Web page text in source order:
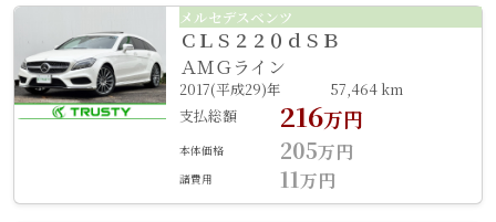
メルセデスベンツ
ＣＬＳ２２０ｄＳＢ
ＡＭＧライン
2017(平成29)年
57,464 km
支払総額
216万円
本体価格 205万円
諸費用 11万円